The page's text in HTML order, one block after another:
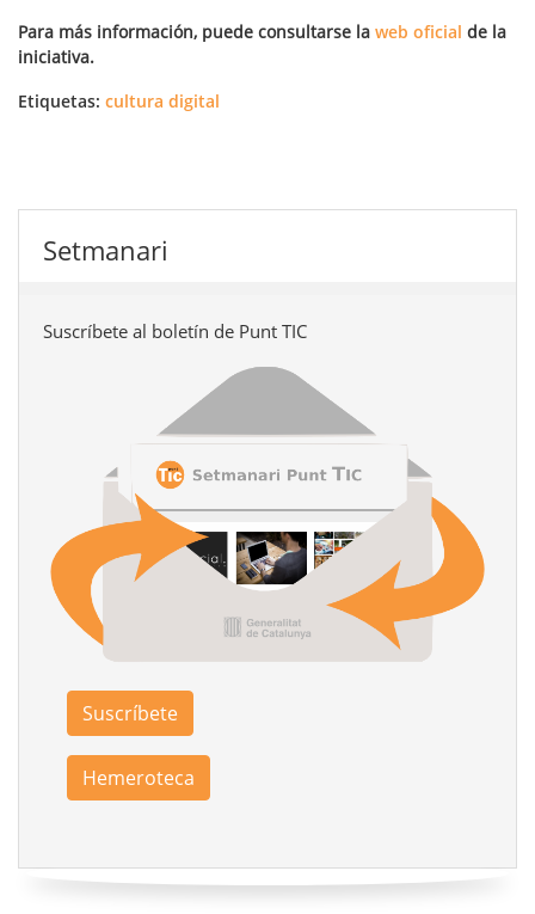
Para más información, puede consultarse la web oficial de la
iniciativa.
Etiquetas: cultura digital
Setmanari
Suscríbete al boletín de Punt TIC
Suscríbete
Hemeroteca